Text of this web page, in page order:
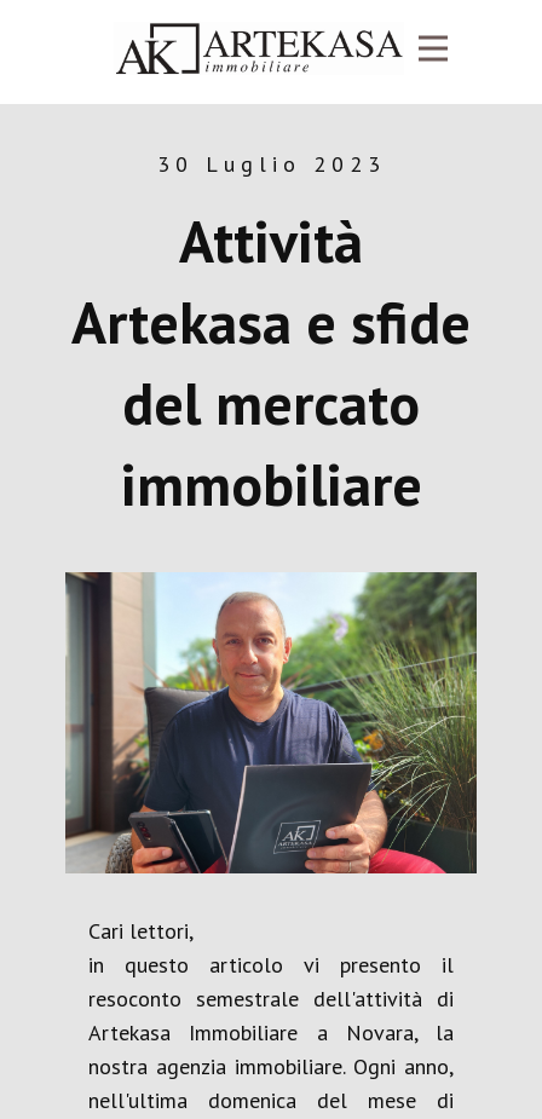
30 Luglio 2023
Attività
Artekasa e sfide
del mercato
immobiliare
Cari lettori,
in questo articolo vi presento il
resoconto semestrale dell'attività di
Artekasa Immobiliare a Novara, la
nostra agenzia immobiliare. Ogni anno,
nell'ultima domenica del mese di